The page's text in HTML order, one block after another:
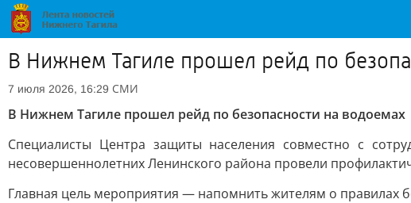
В Нижнем Тагиле прошел рейд по
7 июля 2026, 16:29 СМИ
В Нижнем Тагиле прошел рейд по безопасности на водоемах
Специалисты Центра защиты населения совместно с
несовершеннолетних Ленинского района провели
Главная цель мероприятия — напомнить жителям о правилах